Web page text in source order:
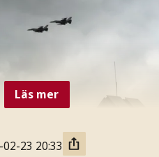
Läs mer
23 20:33